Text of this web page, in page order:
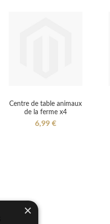
Centre de table animaux
de la ferme x4
6,99 €
×